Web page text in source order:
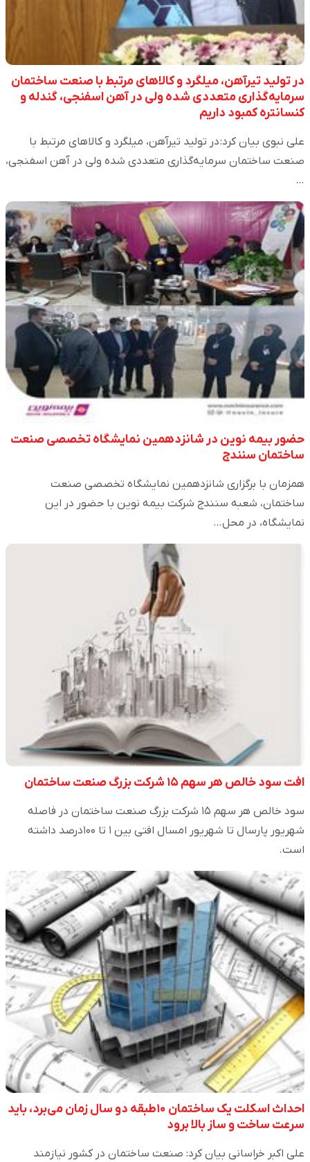
در تولید تیرآهن، میلگرد و کالاهای مرتبط با صنعت ساختمان
سرمایه‌گذاری متعددی شده ولی در آهن اسفنجی، گندله و
کنسانتره کمبود داریم
علی نبوی بیان کرد: در تولید تیرآهن، میلگرد و کالاهای مرتبط با
صنعت ساختمان سرمایه‌گذاری متعددی شده ولی در آهن اسفنجی،
…
حضور بیمه نوین در شانزدهمین نمایشگاه تخصصی صنعت
ساختمان سنندج
همزمان با برگزاری شانزدهمین نمایشگاه تخصصی صنعت
ساختمان، شعبه سنندج شرکت بیمه نوین با حضور در این
نمایشگاه، در محل…
افت سود خالص هر سهم ۱۵ شرکت بزرگ صنعت ساختمان
سود خالص هر سهم ۱۵ شرکت بزرگ صنعت ساختمان در فاصله
شهریور پارسال تا شهریور امسال افتی بین ۱ تا ۱۰۰درصد داشته
است.
احداث اسکلت یک ساختمان ۱۰طبقه دو سال زمان می‌برد، باید
سرعت ساخت و ساز بالا برود
علی اکبر خراسانی بیان کرد: صنعت ساختمان در کشور نیازمند